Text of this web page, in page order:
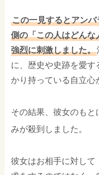
この一見するとアン
側の「この人はどん
強烈に刺激しました。
に、歴史や史跡を愛す
かり持っている自立心
その結果、彼女のも
みが殺到しました。
彼女はお相手に対し